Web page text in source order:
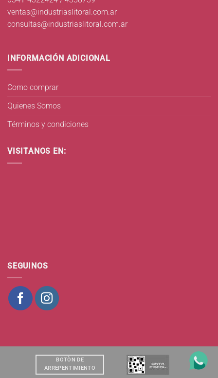
ventas@industriaslitoral.com.ar
consultas@industriaslitoral.com.ar
INFORMACIÓN ADICIONAL
Como comprar
Quienes Somos
Términos y condiciones
VISITANOS EN:
SEGUINOS
BOTÒN DE
ARREPENTIMIENTO